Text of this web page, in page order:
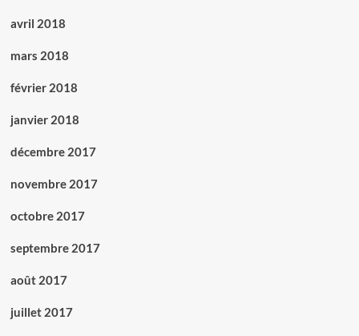
avril 2018
mars 2018
février 2018
janvier 2018
décembre 2017
novembre 2017
octobre 2017
septembre 2017
août 2017
juillet 2017